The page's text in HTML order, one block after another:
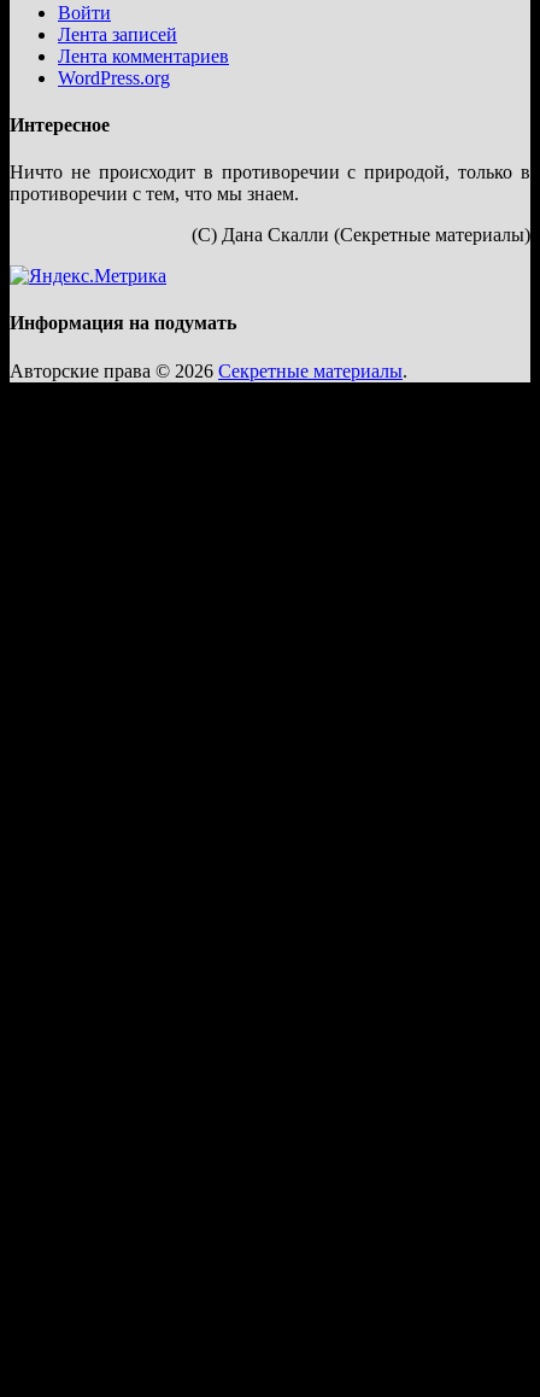
Войти
Лента записей
Лента комментариев
WordPress.org
Интересное
Ничто не происходит в противоречии с природой, только в
противоречии с тем, что мы знаем.
(С) Дана Скалли (Секретные материалы)
Информация на подумать
Авторские права © 2026 Секретные материалы.